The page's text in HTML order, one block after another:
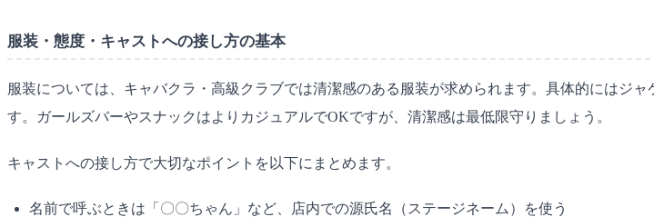
服装・態度・キャストへの接し方の基本
服装については、キャバクラ・高級クラブでは清潔感のある服装が求められます。具体的にはジ
す。ガールズバーやスナックはよりカジュアルでOKですが、清潔感は最低限守りましょう。
キャストへの接し方で大切なポイントを以下にまとめます。
名前で呼ぶときは「〇〇ちゃん」など、店内での源氏名（ステージネーム）を使う